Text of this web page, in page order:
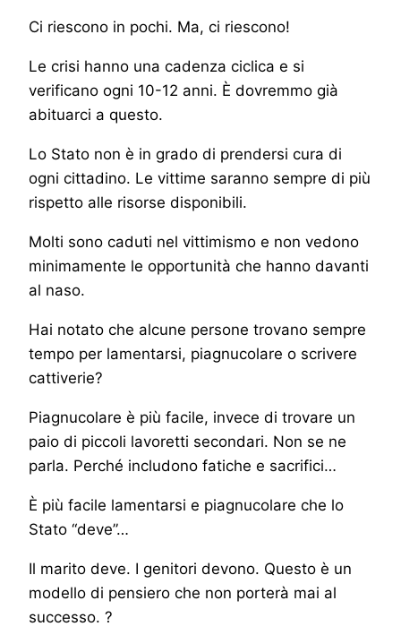
Ci riescono in pochi. Ma, ci riescono!
Le crisi hanno una cadenza ciclica e si
verificano ogni 10-12 anni. È dovremmo già
abituarci a questo.
Lo Stato non è in grado di prendersi cura di
ogni cittadino. Le vittime saranno sempre di più
rispetto alle risorse disponibili.
Molti sono caduti nel vittimismo e non vedono
minimamente le opportunità che hanno davanti
al naso.
Hai notato che alcune persone trovano sempre
tempo per lamentarsi, piagnucolare o scrivere
cattiverie?
Piagnucolare è più facile, invece di trovare un
paio di piccoli lavoretti secondari. Non se ne
parla. Perché includono fatiche e sacrifici…
È più facile lamentarsi e piagnucolare che lo
Stato “deve”…
Il marito deve. I genitori devono. Questo è un
modello di pensiero che non porterà mai al
successo. ?